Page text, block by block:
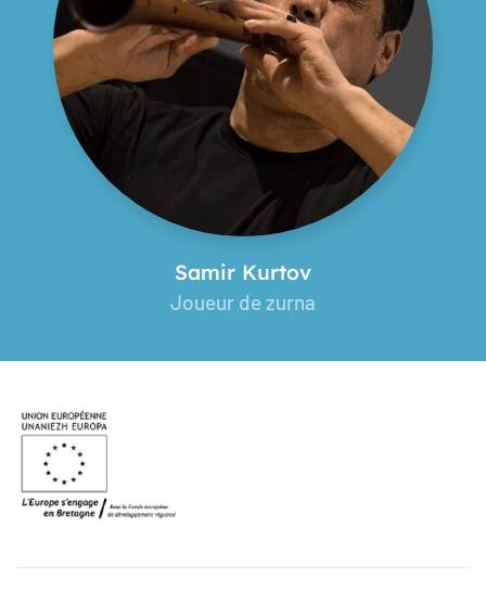
Samir Kurtov
Joueur de zurna